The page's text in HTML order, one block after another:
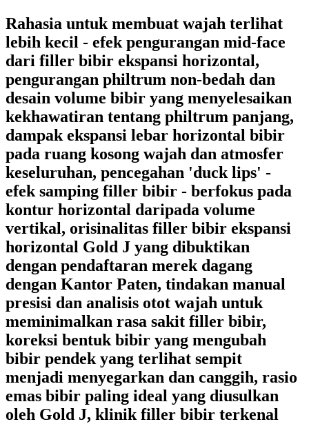
Rahasia untuk membuat wajah terlihat
lebih kecil - efek pengurangan mid-face
dari filler bibir ekspansi horizontal,
pengurangan philtrum non-bedah dan
desain volume bibir yang menyelesaikan
kekhawatiran tentang philtrum panjang,
dampak ekspansi lebar horizontal bibir
pada ruang kosong wajah dan atmosfer
keseluruhan, pencegahan 'duck lips' -
efek samping filler bibir - berfokus pada
kontur horizontal daripada volume
vertikal, orisinalitas filler bibir ekspansi
horizontal Gold J yang dibuktikan
dengan pendaftaran merek dagang
dengan Kantor Paten, tindakan manual
presisi dan analisis otot wajah untuk
meminimalkan rasa sakit filler bibir,
koreksi bentuk bibir yang mengubah
bibir pendek yang terlihat sempit
menjadi menyegarkan dan canggih, rasio
emas bibir paling ideal yang diusulkan
oleh Gold J, klinik filler bibir terkenal